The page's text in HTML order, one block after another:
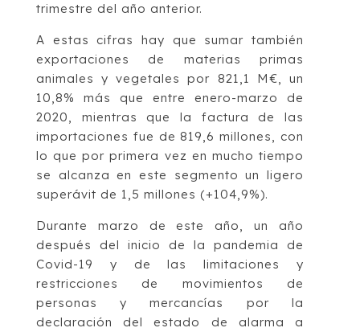
trimestre del año anterior.
A estas cifras hay que sumar también
exportaciones de materias primas
animales y vegetales por 821,1 M€, un
10,8% más que entre enero-marzo de
2020, mientras que la factura de las
importaciones fue de 819,6 millones, con
lo que por primera vez en mucho tiempo
se alcanza en este segmento un ligero
superávit de 1,5 millones (+104,9%).
Durante marzo de este año, un año
después del inicio de la pandemia de
Covid-19 y de las limitaciones y
restricciones de movimientos de
personas y mercancías por la
declaración del estado de alarma a